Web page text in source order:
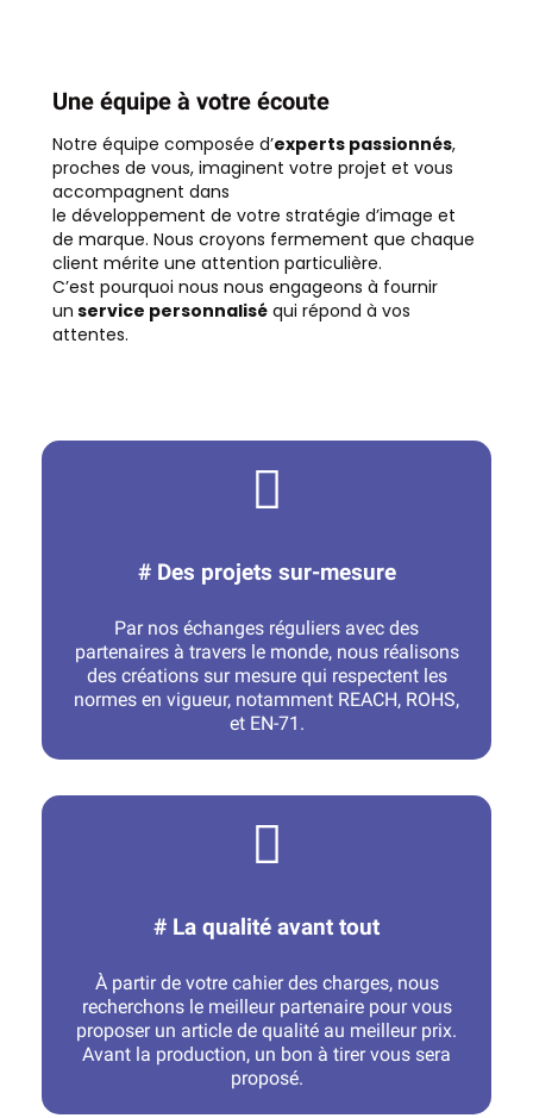
Une équipe à votre écoute
Notre équipe composée d’experts passionnés,
proches de vous, imaginent votre projet et vous
accompagnent dans
le développement de votre stratégie d’image et
de marque. Nous croyons fermement que chaque
client mérite une attention particulière.
C’est pourquoi nous nous engageons à fournir
un service personnalisé qui répond à vos
attentes.
# Des projets sur-mesure
Par nos échanges réguliers avec des
partenaires à travers le monde, nous réalisons
des créations sur mesure qui respectent les
normes en vigueur, notamment REACH, ROHS,
et EN-71.
# La qualité avant tout
À partir de votre cahier des charges, nous
recherchons le meilleur partenaire pour vous
proposer un article de qualité au meilleur prix.
Avant la production, un bon à tirer vous sera
proposé.